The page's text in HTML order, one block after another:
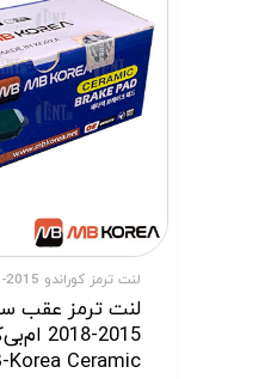
لنت ترمز کوراندو 2015-2018
لنت ترمز عقب
2015-
Korea Ceramic)